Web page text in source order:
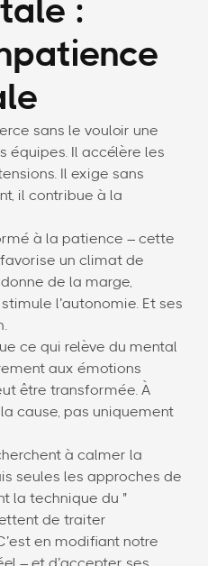
:
sans le vouloir une
équipes. Il accélère les
Il exige sans
il contribue à la
à la patience – cette
un climat de
de la marge,
l’autonomie. Et ses
ce qui relève du mental
aux émotions
être transformée. À
cause, pas uniquement
à calmer la
seules les approches de
la technique du "
de traiter
en modifiant notre